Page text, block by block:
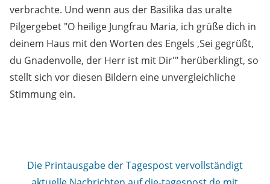
verbrachte. Und wenn aus der Basilika das uralte
Pilgergebet "O heilige Jungfrau Maria, ich grüße dich in
deinem Haus mit den Worten des Engels ,Sei gegrüßt,
du Gnadenvolle, der Herr ist mit Dir'" herüberklingt, so
stellt sich vor diesen Bildern eine unvergleichliche
Stimmung ein.
Die Printausgabe der Tagespost vervollständigt